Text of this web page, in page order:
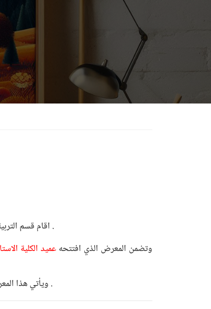
اقام قسم التربية الفنية في كلية الفنون الجميلة بجامعة ديالى معرضاً تشكيلياً جسد فيه الطلبة مجموعة من الافكار والاتجاهات الابداعية المتنوعة .
وتضمن المعرض الذي افتتحهعميد الكلية
ويأتي هذا المعرض الذي تزامن اقامته مع الندوة الدولية التي نظمتها الكلية في اطار المنهاج العملي للطلبة وتجسيداً لما تلقوه خلال مدة دراستهم .